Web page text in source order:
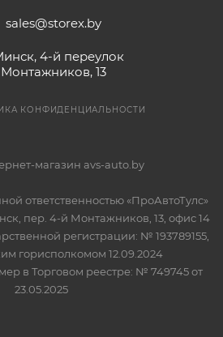
sales@storex.by
4-й переулок
Монтажников, 13
КОНФИДЕНЦИАЛЬНОСТИ
магазин avs-auto.by
ответственностью «ПроАвтоТулс»
пер. 4-й Монтажников, 13, офис 14
регистрации: № 193789155,
горисполкомом 12.09.2024
в Торговом реестре: № 749745 от
23.05.2025